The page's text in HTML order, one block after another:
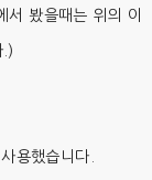
서 봤을때는 위의 이
.)
용했습니다.